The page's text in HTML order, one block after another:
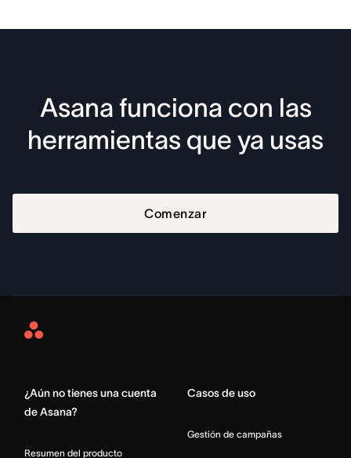
Asana funciona con las
herramientas que ya usas
Comenzar
Asana
¿Aún no tienes una cuenta
de Asana?
Resumen del producto
Casos de uso
Gestión de campañas